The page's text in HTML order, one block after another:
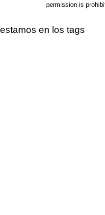
permission is
estamos en los tags